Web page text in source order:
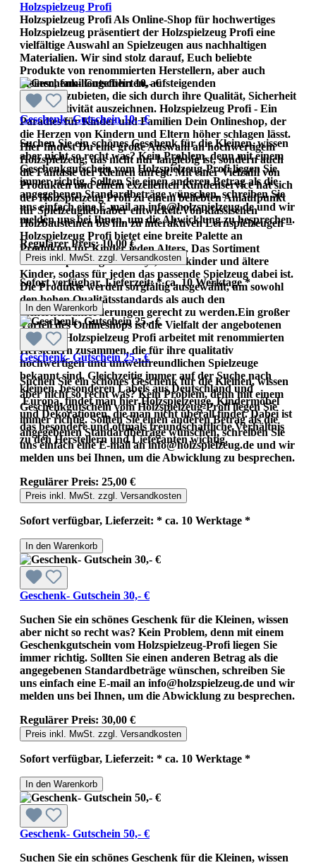
Holzspielzeug Profi
Holzspielzeug Profi Als Online-Shop für hochwertiges
Holzspielzeug präsentiert der Holzspielzeug Profi eine
vielfältige Auswahl an Spielzeugen aus nachhaltigen
Materialien. Wir sind stolz darauf, Euch beliebte
Produkte von renommierten Herstellern, aber auch
kleinen, familiengeführten, aufsteigenden
Labels anzubieten, die sich durch ihre Qualität, Sicherheit
und Kreativität auszeichnen. Holzspielzeug Profi - Ein
Paradies für Kinder und Familien Dein Onlineshop, der
die Herzen von Kindern und Eltern höher schlagen lässt.
Hier findest Du eine große Auswahl an hochwertigem
Holzspielzeug, das nicht nur langlebig ist, sondern auch
die Fantasie der Kleinen anregt. Mit einer Vielzahl von
Produkten und einem exzellenten Kundenservice hat sich
der Holzspielzeug Profi zu einem beliebten Anlaufpunkt
für Spielzeugliebhaber entwickelt.Von klassischen
Holzbausteinen bis hin zu interaktiven Lernspielzeugen –
Holzspielzeug Profi bietet eine breite Palette an
Produkten für Kinder jeden Alters. Das Sortiment
umfasst Spielzeug für Babys, Kleinkinder und ältere
Kinder, sodass für jeden das passende Spielzeug dabei ist.
Die Produkte werden sorgfältig ausgewählt, um sowohl
den hohen Qualitätsstandards als auch den
Sicherheitsanforderungen gerecht zu werden.Ein großer
Vorteil des Onlineshops ist die Vielfalt der angebotenen
Marken. Holzspielzeug Profi arbeitet mit renommierten
Herstellern zusammen, die für ihre qualitativ
hochwertigen und umweltfreundlichen Spielzeuge
bekannt sind. Gleichzeitig immer auf der Suche nach
kleinen, besonderen Labels aus Deutschland und
Europa, findet man hier Holzspielzeuge, Kindermöbel
und Dekorationen, die man nicht überall findet. Dabei ist
das besondere und oftmals freundschaftliche Verhältnis
zu den Herstellern und Lieferanten wichtig.
Geschenk- Gutschein 10,- €
Suchen Sie ein schönes Geschenk für die Kleinen, wissen
aber nicht so recht was? Kein Problem, denn mit einem
Geschenkgutschein vom Holzspielzeug-Profi liegen Sie
immer richtig. Sollten Sie einen anderen Betrag als die
angegebenen Standardbeträge wünschen, schreiben Sie
uns einfach eine E-mail an info@holzspielzeug.de und wir
melden uns bei Ihnen, um die Abwicklung zu besprechen.
Regulärer Preis:10,00 €
Preis inkl. MwSt. zzgl. Versandkosten
Sofort verfügbar, Lieferzeit: * ca. 10 Werktage *
In den Warenkorb
Geschenk- Gutschein 25,- €
Suchen Sie ein schönes Geschenk für die Kleinen, wissen
aber nicht so recht was? Kein Problem, denn mit einem
Geschenkgutschein vom Holzspielzeug-Profi liegen Sie
immer richtig. Sollten Sie einen anderen Betrag als die
angegebenen Standardbeträge wünschen, schreiben Sie
uns einfach eine E-mail an info@holzspielzeug.de und wir
melden uns bei Ihnen, um die Abwicklung zu besprechen.
Regulärer Preis: 25,00 €
Preis inkl. MwSt. zzgl. Versandkosten
Sofort verfügbar, Lieferzeit: * ca. 10 Werktage *
In den Warenkorb
Geschenk- Gutschein 30,- €
Suchen Sie ein schönes Geschenk für die Kleinen, wissen
aber nicht so recht was? Kein Problem, denn mit einem
Geschenkgutschein vom Holzspielzeug-Profi liegen Sie
immer richtig. Sollten Sie einen anderen Betrag als die
angegebenen Standardbeträge wünschen, schreiben Sie
uns einfach eine E-mail an info@holzspielzeug.de und wir
melden uns bei Ihnen, um die Abwicklung zu besprechen.
Regulärer Preis: 30,00 €
Preis inkl. MwSt. zzgl. Versandkosten
Sofort verfügbar, Lieferzeit: * ca. 10 Werktage *
In den Warenkorb
Geschenk- Gutschein 50,- €
Suchen Sie ein schönes Geschenk für die Kleinen, wissen